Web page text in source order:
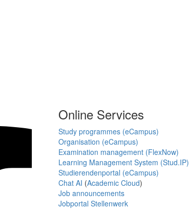
Online Services
Study programmes (eCampus)
Organisation (eCampus)
Examination management (FlexNow)
Learning Management System (Stud.IP)
Studierendenportal (eCampus)
Chat AI (Academic Cloud)
Job announcements
Jobportal Stellenwerk